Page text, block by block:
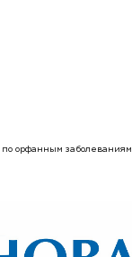
по орфанным заболеваниям